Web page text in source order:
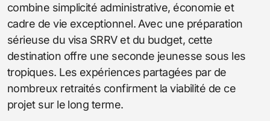
combine simplicité administrative, économie et
cadre de vie exceptionnel. Avec une préparation
sérieuse du visa SRRV et du budget, cette
destination offre une seconde jeunesse sous les
tropiques. Les expériences partagées par de
nombreux retraités confirment la viabilité de ce
projet sur le long terme.